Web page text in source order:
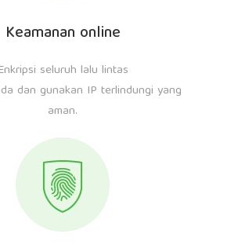
Keamanan online
seluruh lalu lintas
dan gunakan IP terlindungi yang
aman.